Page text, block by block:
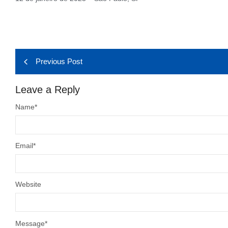
Previous Post
Leave a Reply
Message*
Name*
Email*
Website